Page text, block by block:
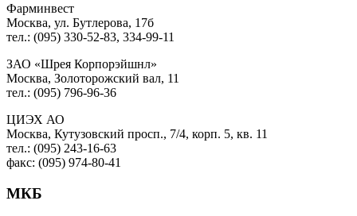
Фарминвест
Москва, ул. Бутлерова, 17б
тел.: (095) 330-52-83, 334-99-11
ЗАО «Шрея Корпорэйшнл»
Москва, Золоторожский вал, 11
тел.: (095) 796-96-36
ЦИЭХ АО
Москва, Кутузовский просп., 7/4, корп. 5, кв. 11
тел.: (095) 243-16-63
факс: (095) 974-80-41
МКБ